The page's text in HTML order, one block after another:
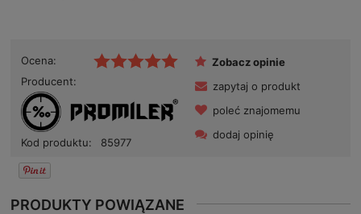
Ocena:
Producent:
Kod produktu: 85977
Zobacz opinie
zapytaj o produkt
poleć znajomemu
dodaj opinię
PRODUKTY POWIĄZANE